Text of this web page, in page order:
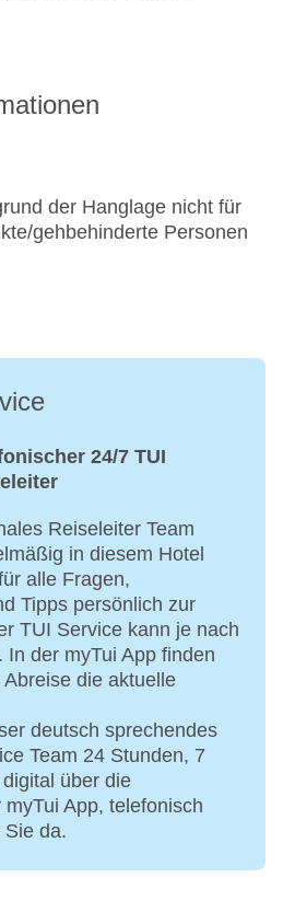
der Hanglage nicht für
gehbehinderte Personen
24/7 TUI
Reiseleiter Team
in diesem Hotel
alle Fragen,
Tipps persönlich zur
TUI Service kann je nach
In der myTui App finden
die aktuelle
deutsch sprechendes
Team 24 Stunden, 7
über die
App, telefonisch
Sie da.